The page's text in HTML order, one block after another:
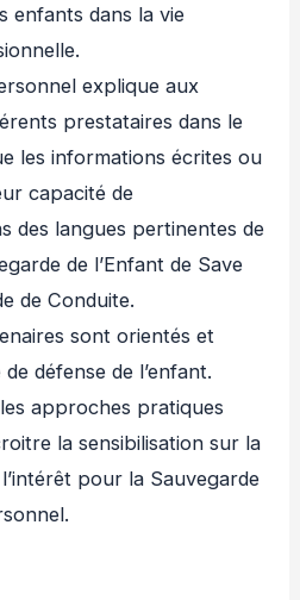
enfants dans la vie
explique aux
prestataires dans le
les informations écrites ou
capacité de
des langues pertinentes de
de l’Enfant de Save
de Conduite.
sont orientés et
défense de l’enfant.
approches pratiques
la sensibilisation sur la
pour la Sauvegarde